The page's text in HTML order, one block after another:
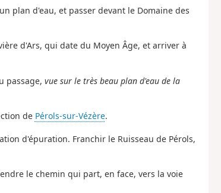
plan d'eau, et passer devant le Domaine des
d'Ars, qui date du Moyen Âge, et arriver à
passage, vue sur le très beau plan d'eau de la
de Pérols-sur-Vézère.
d'épuration. Franchir le Ruisseau de Pérols,
le chemin qui part, en face, vers la voie